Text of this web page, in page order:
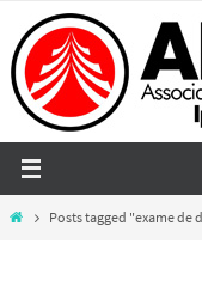
to
content
HomePosts tagged "exame de